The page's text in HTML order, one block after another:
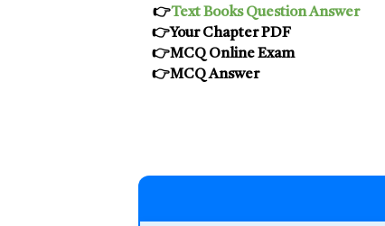
👉Text Books Question Answer
👉Your Chapter PDF
👉MCQ Online Exam
👉MCQ Answer